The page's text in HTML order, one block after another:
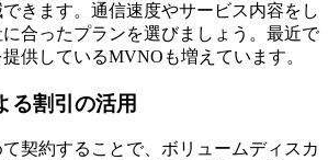
きます。通信速度やサービス内容をし
合ったプランを選びましょう。最近で
供しているMVNOも増えています。
る割引の活用
契約することで、ボリュームディスカ